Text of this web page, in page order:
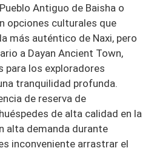
Antiguo de Baisha o
opciones culturales que
más auténtico de Naxi, pero
a Dayan Ancient Town,
para los exploradores
tranquilidad profunda.
de reserva de
de alta calidad en la
alta demanda durante
inconveniente arrastrar el